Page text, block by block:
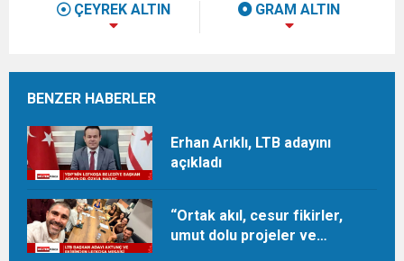
ÇEYREK ALTIN GRAM ALTIN
BENZER HABERLER
Erhan Arıklı, LTB adayını
açıkladı
“Ortak akıl, cesur fikirler,
umut dolu projeler ve